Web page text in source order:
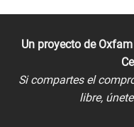
Un proyecto de
Si compartes el
libre,